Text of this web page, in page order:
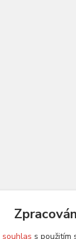
souhlas s použitím